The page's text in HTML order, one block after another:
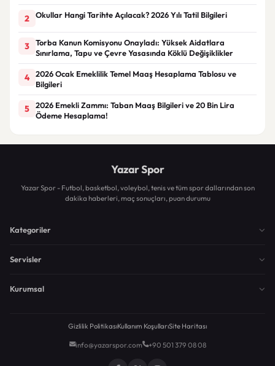
2 Okullar Hangi Tarihte Açılacak? 2026 Yılı Tatil Bilgileri
3
Torba Kanun Komisyonu Onayladı: Yüksek Aidatlara
Sınırlama, Tapu ve Çevre Yasasında Köklü Değişiklikler
4
2026 Ocak Emeklilik Temel Maaş Hesaplama Tablosu ve
Bilgileri
5
2026 Emekli Zammı: Taban Maaş Bilgileri ve 20 Bin Lira
Ödeme Hesaplama!
Yazar Spor
Yazar Spor - Futbol, basketbol, voleybol, tenis ve tüm spor dallarından son
dakika haberleri, maç sonuçları, puan durumu
Kategoriler
Servisler
Kurumsal
Gizlilik PolitikasıKullanım KoşullarıSite Haritası
info@yazarspor.com +90 501 379 08 08